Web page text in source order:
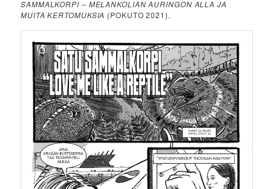
SAMMALKORPI – MELANKOLIAN AURINGON ALLA JA
MUITA KERTOMUKSIA (POKUTO 2021).